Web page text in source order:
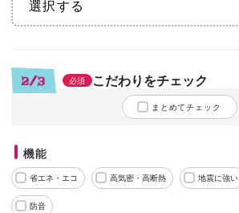
2/3 必須 こだわりをチェック
まとめてチェック
機能
省エネ・エコ 高気密・高断熱 地震に強い
防音